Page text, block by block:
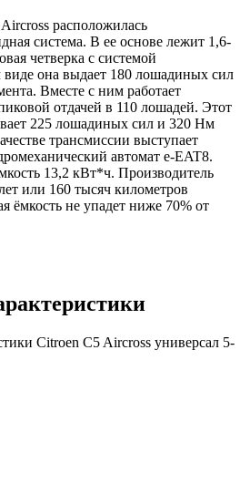
расположилась
система. В ее основе лежит 1,6-
четверка с системой
виде она выдает 180 лошадиных сил
Вместе с ним работает
отдачей в 110 лошадей. Этот
225 лошадиных сил и 320 Нм
трансмиссии выступает
автомат e-EAT8.
13,2 кВт*ч. Производитель
или 160 тысяч километров
ёмкость не упадет ниже 70% от
Citroen C5 Aircross универсал 5-